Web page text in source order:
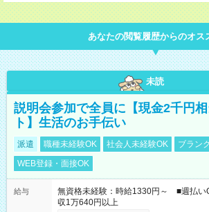
あなたの閲覧履歴からのオス
未読
説明会参加で全員に【現金2千円
ト】生活のお手伝い
派遣 職種未経験OK 社会人未経験OK
ブラン
WEB登録・面接OK
給与
無資格未経験：時給1330円～ ■週払
収1万640円以上